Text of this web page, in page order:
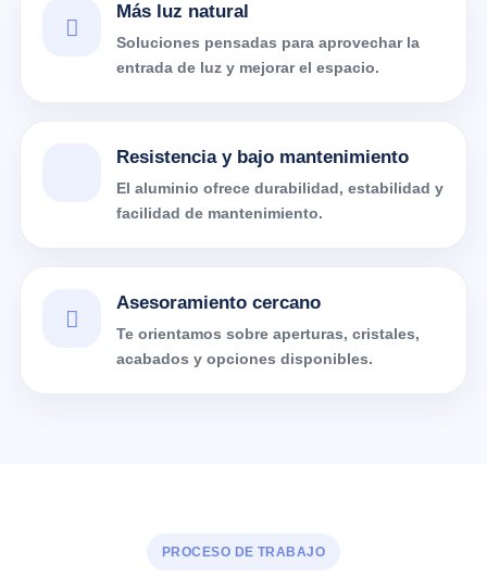
Más luz natural
Soluciones pensadas para aprovechar la
entrada de luz y mejorar el espacio.
Resistencia y bajo mantenimiento
El aluminio ofrece durabilidad, estabilidad y
facilidad de mantenimiento.
Asesoramiento cercano
Te orientamos sobre aperturas, cristales,
acabados y opciones disponibles.
PROCESO DE TRABAJO